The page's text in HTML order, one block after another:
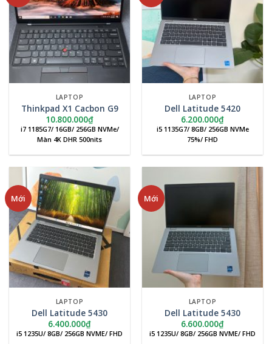
LAPTOP
Thinkpad X1 Cacbon G9
10.800.000₫
i7 1185G7/ 16GB/ 256GB NVMe/
Màn 4K DHR 500nits
LAPTOP
Dell Latitude 5420
6.200.000₫
i5 1135G7/ 8GB/ 256GB NVMe
75%/ FHD
Mới
LAPTOP
Dell Latitude 5430
6.400.000₫
i5 1235U/ 8GB/ 256GB NVME/ FHD
Mới
LAPTOP
Dell Latitude 5430
6.600.000₫
i5 1235U/ 8GB/ 256GB NVME/ FHD